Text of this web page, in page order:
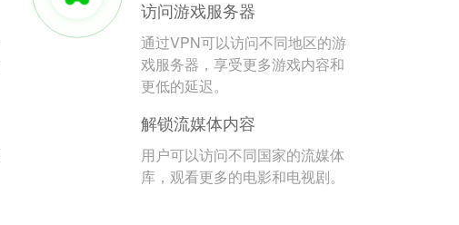
访问游戏服务器
通过VPN可以访问不同地区的游
戏服务器，享受更多游戏内容和
更低的延迟。
解锁流媒体内容
用户可以访问不同国家的流媒体
库，观看更多的电影和电视剧。